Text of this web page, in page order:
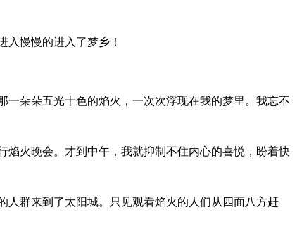
入慢慢的进入了梦乡！
一朵朵五光十色的焰火，一次次浮现在我的梦里。我忘不
焰火晚会。才到中午，我就抑制不住内心的喜悦，盼着快
人群来到了太阳城。只见观看焰火的人们从四面八方赶